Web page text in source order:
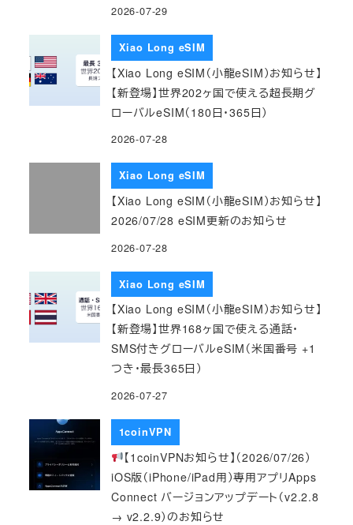
2026-07-29
Xiao Long eSIM
【Xiao Long eSIM（小龍eSIM）お知らせ】
【新登場】世界202ヶ国で使える超長期グ
ローバルeSIM（180日・365日）
2026-07-28
Xiao Long eSIM
【Xiao Long eSIM（小龍eSIM）お知らせ】
2026/07/28 eSIM更新のお知らせ
2026-07-28
Xiao Long eSIM
【Xiao Long eSIM（小龍eSIM）お知らせ】
【新登場】世界168ヶ国で使える通話・
SMS付きグローバルeSIM（米国番号 +1
つき・最長365日）
2026-07-27
1coinVPN
【1coinVPNお知らせ】（2026/07/26）
iOS版（iPhone/iPad用）専用アプリApps
Connect バージョンアップデート（v2.2.8
→ v2.2.9）のお知らせ